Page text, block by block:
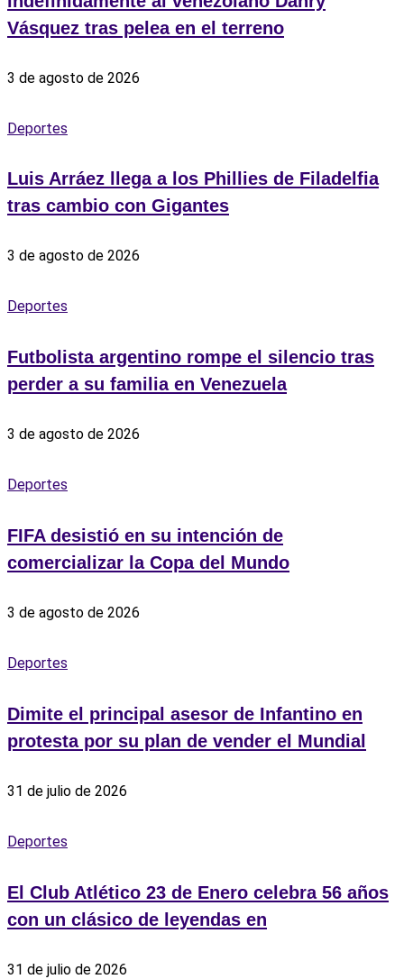
Vásquez tras pelea en el terreno
3 de agosto de 2026
Deportes
Luis Arráez llega a los Phillies de Filadelfia
tras cambio con Gigantes
3 de agosto de 2026
Deportes
Futbolista argentino rompe el silencio tras
perder a su familia en Venezuela
3 de agosto de 2026
Deportes
FIFA desistió en su intención de
comercializar la Copa del Mundo
3 de agosto de 2026
Deportes
Dimite el principal asesor de Infantino en
protesta por su plan de vender el Mundial
31 de julio de 2026
Deportes
El Club Atlético 23 de Enero celebra 56 años
con un clásico de leyendas en
31 de julio de 2026